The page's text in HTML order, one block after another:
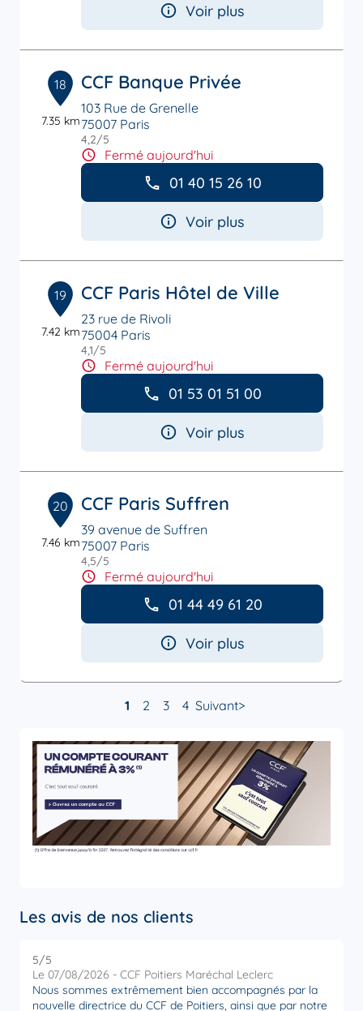
Voir plus
18
7.35 km
CCF Banque Privée
103 Rue de Grenelle
75007 Paris
4,2/5
Fermé aujourd'hui
01 40 15 26 10
Voir plus
19
7.42 km
CCF Paris Hôtel de Ville
23 rue de Rivoli
75004 Paris
4,1/5
Fermé aujourd'hui
01 53 01 51 00
Voir plus
20
7.46 km
CCF Paris Suffren
39 avenue de Suffren
75007 Paris
4,5/5
Fermé aujourd'hui
01 44 49 61 20
Voir plus
1 2 3 4 Suivant
Les avis de nos clients
5/5
Le 07/08/2026 - CCF Poitiers Maréchal Leclerc
Nous sommes extrêmement bien accompagnés par la
nouvelle directrice du CCF de Poitiers, ainsi que par notre